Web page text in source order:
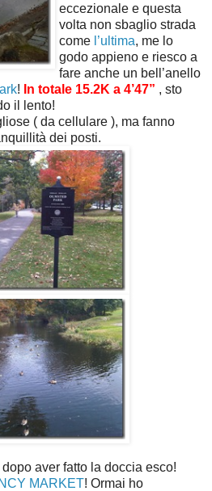
eccezionale e questa
volta non sbaglio strada
come l’ultima, me lo
godo appieno e riesco a
fare anche un bell’anello
! In totale 15.2K a 4’47” , sto
il lento!
( da cellulare ), ma fanno
dei posti.
aver fatto la doccia esco!
MARKET! Ormai ho